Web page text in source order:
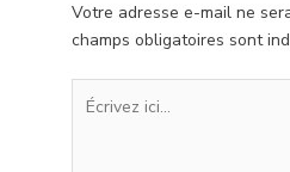
Votre adresse e-mail ne
champs obligatoires sont
Écrivez
ici…